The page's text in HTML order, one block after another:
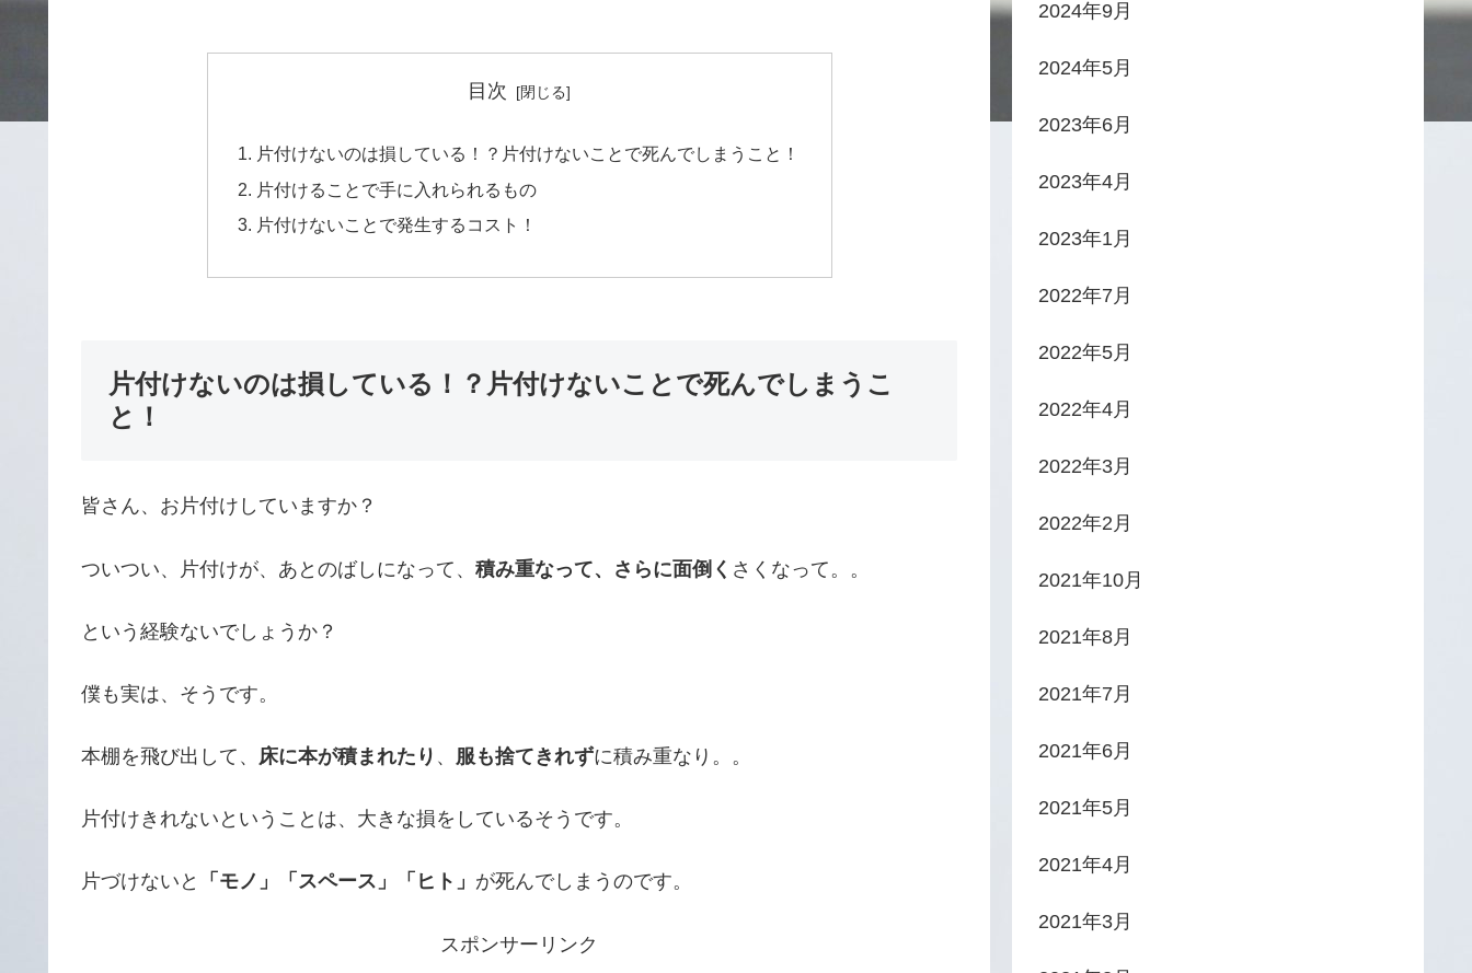
目次
片付けないのは損している！？片付けないことで死んでしまうこと！
片付けることで手に入れられるもの
片付けないことで発生するコスト！
片付けないのは損している！？片付けないことで死んでしまうこ
と！
皆さん、お片付けしていますか？
ついつい、片付けが、あとのばしになって、 積み重なって、さらに面倒く さくなって。。
という経験ないでしょうか？
僕も実は、そうです。
本棚を飛び出して、 床に本が積まれたり 、 服も捨てきれずに積み重なり。。
片付けきれないということは、大きな損をしているそうです。
片づけないと 「モノ」「スペース」「ヒト」 が死んでしまうのです。
スポンサーリンク
2024年9月
2024年5月
2023年6月
2023年4月
2023年1月
2022年7月
2022年5月
2022年4月
2022年3月
2022年2月
2021年10月
2021年8月
2021年7月
2021年6月
2021年5月
2021年4月
2021年3月